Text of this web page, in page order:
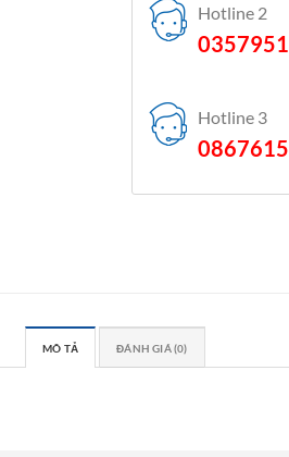
Hotline 2
Hotline 3
MÔ TẢ ĐÁNH GIÁ (0)